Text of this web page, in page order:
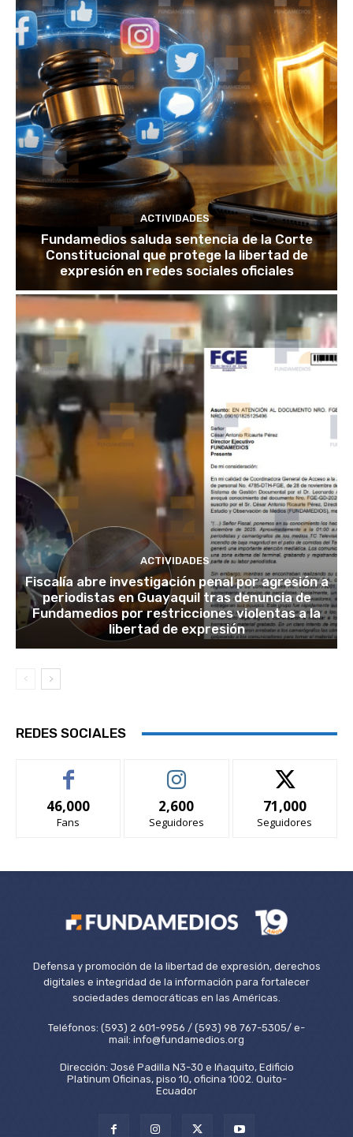
ACTIVIDADES
Fundamedios saluda sentencia de la Corte
Constitucional que protege la libertad de
expresión en redes sociales oficiales
ACTIVIDADES
Fiscalía abre investigación penal por agresión a
periodistas en Guayaquil tras denuncia de
Fundamedios por restricciones violentas a la
libertad de expresión
REDES SOCIALES
46,000
Fans
2,600
Seguidores
71,000
Seguidores
Defensa y promoción de la libertad de expresión, derechos
digitales e integridad de la información para fortalecer
sociedades democráticas en las Américas.
Teléfonos: (593) 2 601-9956 / (593) 98 767-5305/ e-
mail: info@fundamedios.org
Dirección: José Padilla N3-30 e Iñaquito, Edificio
Platinum Oficinas, piso 10, oficina 1002. Quito-
Ecuador